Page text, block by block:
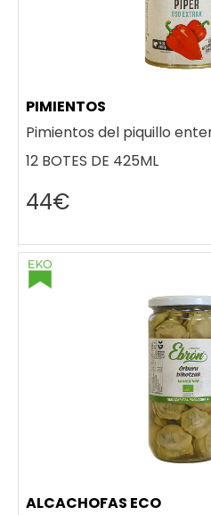
PIMIENTOS
Pimientos del piquillo
12 BOTES DE 425ML
44€
ALCACHOFAS ECO